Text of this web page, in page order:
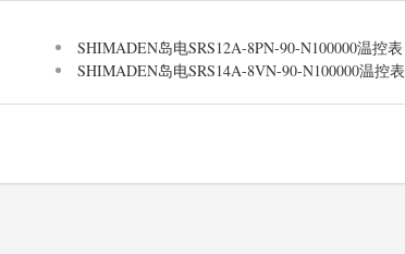
SHIMADEN岛电SRS12A-8PN-90-N100000温控表
SHIMADEN岛电SRS14A-8VN-90-N100000温控表